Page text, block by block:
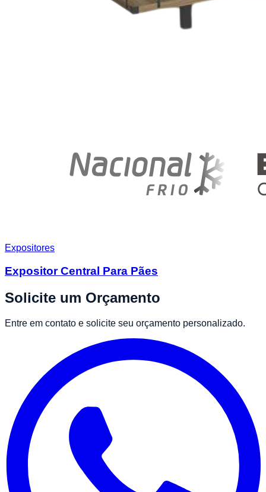
Expositores
Expositor Central Para Pães
Solicite um Orçamento
Entre em contato e solicite seu orçamento personalizado.